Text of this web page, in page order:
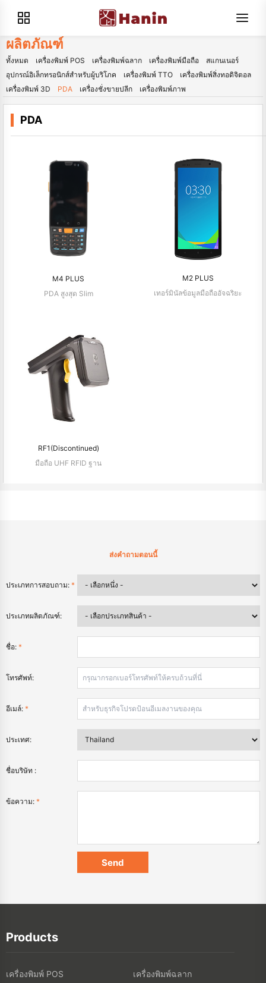
ผลิตภัณฑ์
ทั้งหมด เครื่องพิมพ์ POS เครื่องพิมพ์ฉลาก เครื่องพิมพ์มือถือ
สแกนเนอร์
อุปกรณ์อิเล็กทรอนิกส์สำหรับผู้บริโภค
เครื่องพิมพ์ TTO
เครื่องพิมพ์สิ่งทอดิจิตอล
เครื่องพิมพ์ 3D
PDA เครื่องชั่งขายปลีก เครื่องพิมพ์ภาพ
PDA
M4 PLUS
PDA สูงสุด Slim
M2 PLUS
เทอร์มินัลข้อมูลมือถืออัจฉริยะ
RF1(Discontinued)
มือถือ UHF RFID ฐาน
ส่งคำถามตอนนี้
ประเภทการสอบถาม: *
ประเภทผลิตภัณฑ์:
ชื่อ: *
โทรศัพท์:
อีเมล์: *
ประเทศ:
ชื่อบริษัท :
ข้อความ: *
Products
เครื่องพิมพ์ POS
เครื่องพิมพ์ฉลาก